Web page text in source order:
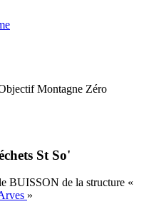
Montagne Zéro
St So'
BUISSON de la structure «
»